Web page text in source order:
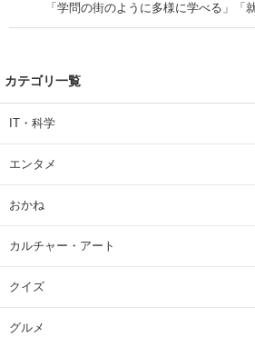
「学問の街のように多様に学べる」「
| 大学 ねとらぼリサーチ
カテゴリ一覧
IT・科学
エンタメ
おかね
カルチャー・アート
クイズ
グルメ